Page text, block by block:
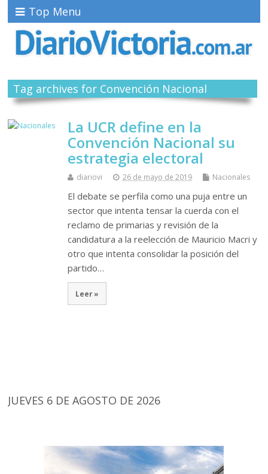
Top Menu
Tag archives for Convención Nacional
La UCR define en la
Convención Nacional su
estrategia electoral
diariovi 26 de mayo de 2019 Nacionales
El debate se perfila como una puja entre un
sector que intenta tensar la cuerda con el
reclamo de primarias y revisión de la
candidatura a la reelección de Mauricio Macri y
otro que intenta consolidar la posición del
partido…
Leer »
JUEVES 6 DE AGOSTO DE 2026